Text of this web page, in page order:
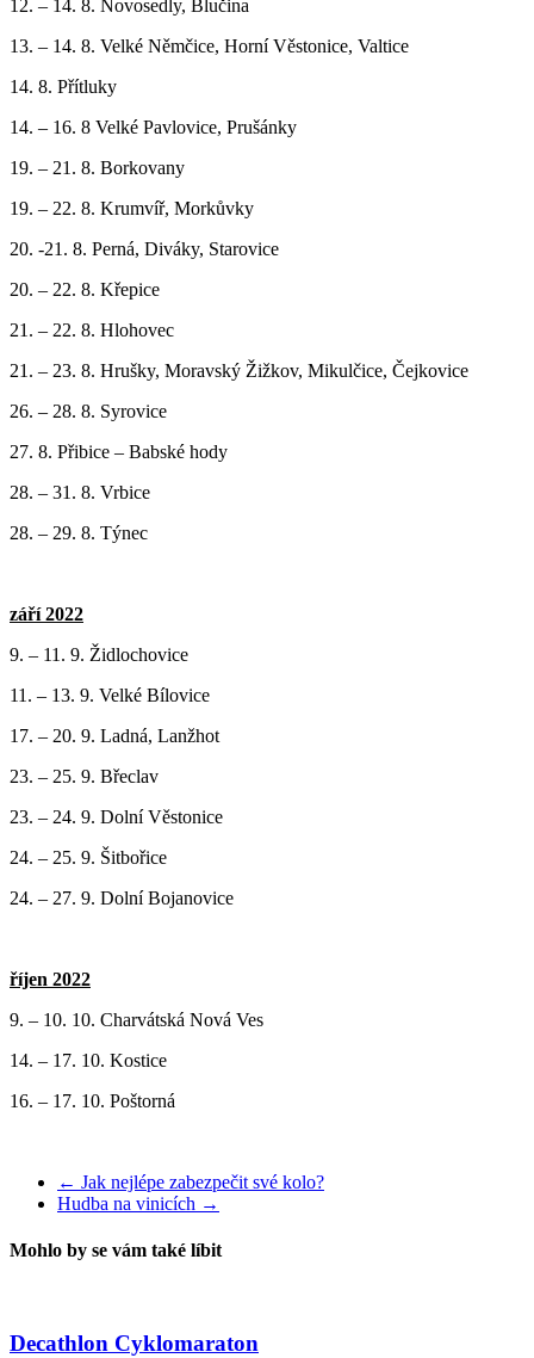
12. – 14. 8. Novosedly, Blučina
13. – 14. 8. Velké Němčice, Horní Věstonice, Valtice
14. 8. Přítluky
14. – 16. 8 Velké Pavlovice, Prušánky
19. – 21. 8. Borkovany
19. – 22. 8. Krumvíř, Morkůvky
20. -21. 8. Perná, Diváky, Starovice
20. – 22. 8. Křepice
21. – 22. 8. Hlohovec
21. – 23. 8. Hrušky, Moravský Žižkov, Mikulčice, Čejkovice
26. – 28. 8. Syrovice
27. 8. Přibice – Babské hody
28. – 31. 8. Vrbice
28. – 29. 8. Týnec
září 2022
9. – 11. 9. Židlochovice
11. – 13. 9. Velké Bílovice
17. – 20. 9. Ladná, Lanžhot
23. – 25. 9. Břeclav
23. – 24. 9. Dolní Věstonice
24. – 25. 9. Šitbořice
24. – 27. 9. Dolní Bojanovice
říjen 2022
9. – 10. 10. Charvátská Nová Ves
14. – 17. 10. Kostice
16. – 17. 10. Poštorná
← Jak nejlépe zabezpečit své kolo?
Hudba na vinicích →
Mohlo by se vám také líbit
Decathlon Cyklomaraton